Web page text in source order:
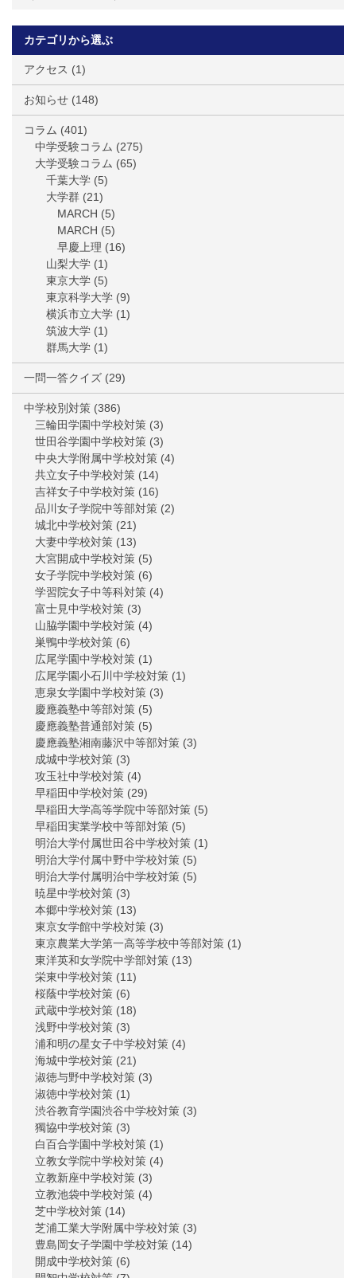
カテゴリから選ぶ
アクセス (1)
お知らせ (148)
コラム (401)
中学受験コラム (275)
大学受験コラム (65)
千葉大学 (5)
大学群 (21)
MARCH (5)
MARCH (5)
早慶上理 (16)
山梨大学 (1)
東京大学 (5)
東京科学大学 (9)
横浜市立大学 (1)
筑波大学 (1)
群馬大学 (1)
一問一答クイズ (29)
中学校別対策 (386)
三輪田学園中学校対策 (3)
世田谷学園中学校対策 (3)
中央大学附属中学校対策 (4)
共立女子中学校対策 (14)
吉祥女子中学校対策 (16)
品川女子学院中等部対策 (2)
城北中学校対策 (21)
大妻中学校対策 (13)
大宮開成中学校対策 (5)
女子学院中学校対策 (6)
学習院女子中等科対策 (4)
富士見中学校対策 (3)
山脇学園中学校対策 (4)
巣鴨中学校対策 (6)
広尾学園中学校対策 (1)
広尾学園小石川中学校対策 (1)
恵泉女学園中学校対策 (3)
慶應義塾中等部対策 (5)
慶應義塾普通部対策 (5)
慶應義塾湘南藤沢中等部対策 (3)
成城中学校対策 (3)
攻玉社中学校対策 (4)
早稲田中学校対策 (29)
早稲田大学高等学院中等部対策 (5)
早稲田実業学校中等部対策 (5)
明治大学付属世田谷中学校対策 (1)
明治大学付属中野中学校対策 (5)
明治大学付属明治中学校対策 (5)
暁星中学校対策 (3)
本郷中学校対策 (13)
東京女学館中学校対策 (3)
東京農業大学第一高等学校中等部対策 (1)
東洋英和女学院中学部対策 (13)
栄東中学校対策 (11)
桜蔭中学校対策 (6)
武蔵中学校対策 (18)
浅野中学校対策 (3)
浦和明の星女子中学校対策 (4)
海城中学校対策 (21)
淑徳与野中学校対策 (3)
淑徳中学校対策 (1)
渋谷教育学園渋谷中学校対策 (3)
獨協中学校対策 (3)
白百合学園中学校対策 (1)
立教女学院中学校対策 (4)
立教新座中学校対策 (3)
立教池袋中学校対策 (4)
芝中学校対策 (14)
芝浦工業大学附属中学校対策 (3)
豊島岡女子学園中学校対策 (14)
開成中学校対策 (6)